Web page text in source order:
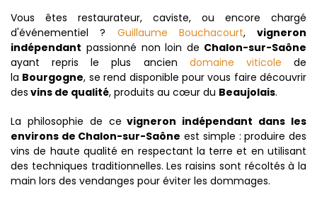
Vous êtes restaurateur, caviste, ou encore chargé
d'événementiel ? Guillaume Bouchacourt, vigneron
indépendant passionné non loin de Chalon-sur-Saône
ayant repris le plus ancien domaine viticole de
la Bourgogne, se rend disponible pour vous faire découvrir
des vins de qualité, produits au cœur du Beaujolais.
La philosophie de ce vigneron indépendant dans les
environs de Chalon-sur-Saône est simple : produire des
vins de haute qualité en respectant la terre et en utilisant
des techniques traditionnelles. Les raisins sont récoltés à la
main lors des vendanges pour éviter les dommages.